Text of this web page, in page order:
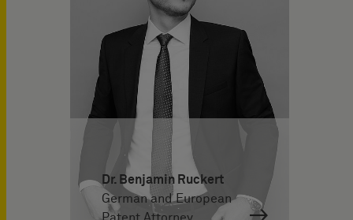
Dr. Benjamin Ruckert
German and European
Patent Attorney